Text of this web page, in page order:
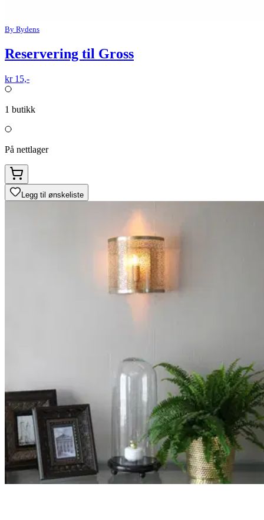
By Rydens
Reservering til Gross
kr 15,-
1 butikk
På nettlager
Legg til ønskeliste